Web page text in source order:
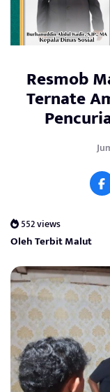
Resmob
Ternate
552 views
Oleh Terbit Malut